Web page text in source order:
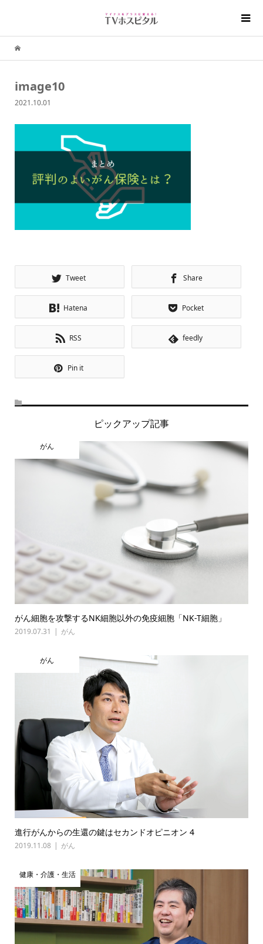
image10
2021.10.01
Tweet Share
Hatena Pocket
RSS feedly
Pin it
ピックアップ記事
がん
がん細胞を攻撃するNK細胞以外の免疫細胞「NK-T細胞」
2019.07.31 がん
がん
進行がんからの生還の鍵はセカンドオピニオン 4
2019.11.08 がん
健康・介護・生活